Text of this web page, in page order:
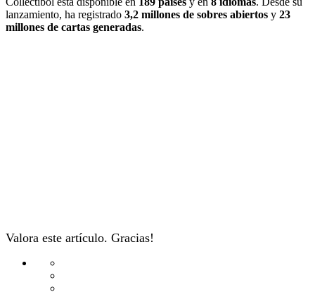
lanzamiento, ha registrado 3,2 millones de sobres abiertos y 23
millones de cartas generadas.
Valora este artículo. Gracias!